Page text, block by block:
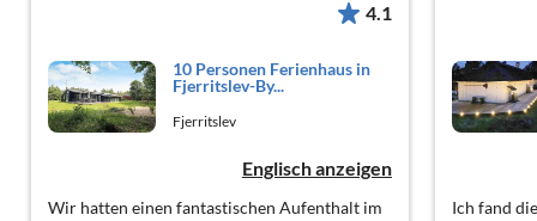
4.1
10 Personen Ferienhaus in
Fjerritslev-By...
Fjerritslev
Englisch anzeigen
Wir hatten einen fantastischen Aufenthalt im
Ich fand